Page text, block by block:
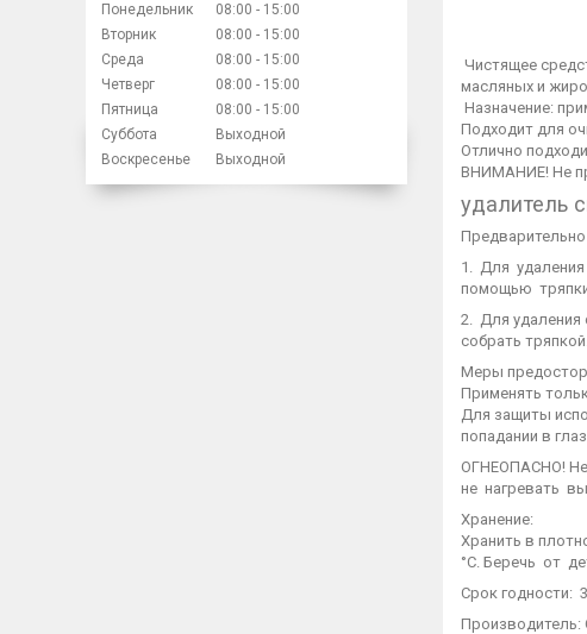
Чистящее
масляных и
Назначение:
Подходит для
Отлично
ВНИМАНИЕ! Не
удалитель
1. Для
помощью
2. Для удаления
собрать тряпкой.
Меры
Применять
Для защиты
попадании в
ОГНЕОПАСНО! Не
не нагревать
Хранение:
Хранить в
°С. Беречь от
Срок годности:
Производитель:
Понедельник 08:00
15:00
Вторник
08:00
15:00
Среда
08:00
15:00
Четверг
08:00
15:00
Пятница
08:00
15:00
Суббота
Выходной
Воскресенье
Выходной